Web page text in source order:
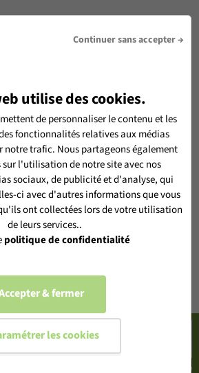
Continuer sans accepter →
utilise des cookies.
de personnaliser le contenu et les
fonctionnalités relatives aux médias
notre trafic. Nous partageons également
l'utilisation de notre site avec nos
sociaux, de publicité et d'analyse, qui
ci avec d'autres informations que vous
ont collectées lors de votre utilisation
de leurs services..
politique de confidentialité
& fermer
les cookies
MéO
acceptez de recevoir notre
acceptez l'utilisation de vos données
politique de confidentialité